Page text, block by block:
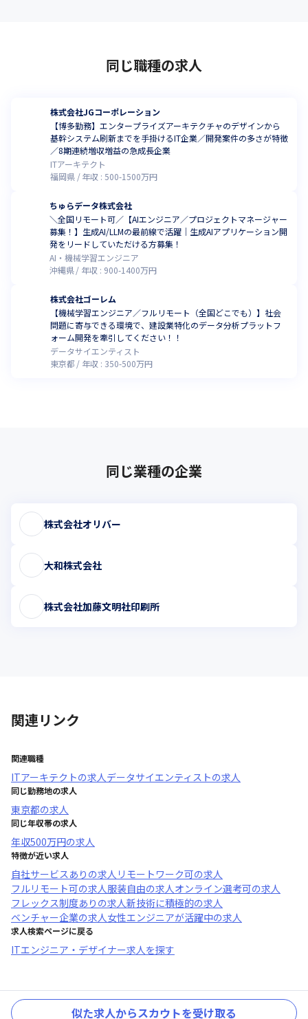
同じ職種の求人
株式会社JGコーポレーション
【博多勤務】エンタープライズアーキテクチャのデザインから
基幹システム刷新までを手掛けるIT企業／開発案件の多さが特徴
／8期連続増収増益の急成長企業
ITアーキテクト
福岡県
年収 :500-1500万円
ちゅらデータ株式会社
＼全国リモート可／【AIエンジニア／プロジェクトマネージャー
募集！】生成AI/LLMの最前線で活躍｜生成AIアプリケーション開
発をリードしていただける方募集！
AI・機械学習エンジニア
沖縄県
年収 : 900-1400万円
株式会社ゴーレム
【機械学習エンジニア／フルリモート（全国どこでも）】社会
問題に寄与できる環境で、建設業特化のデータ分析プラットフ
ォーム開発を牽引してください！！
データサイエンティスト
東京都
年収 : 350-500万円
同じ業種の企業
株式会社オリバー
大和株式会社
株式会社加藤文明社印刷所
関連リンク
関連職種
ITアーキテクトの求人データサイエンティストの求人
同じ勤務地の求人
東京都の求人
同じ年収帯の求人
年収500万円の求人
特徴が近い求人
自社サービスあり の求人 リモートワーク可の求人
フルリモート可の求人服装自由の求人オンライン選考可の求人
フレックス制度あり の求人新技術に積極的の求人
ベンチャー企業の求人女性エンジニアが活躍中の求人
求人検索ページに戻る
ITエンジニア・デザイナー求人を探す
似た求人からスカウトを受け取る